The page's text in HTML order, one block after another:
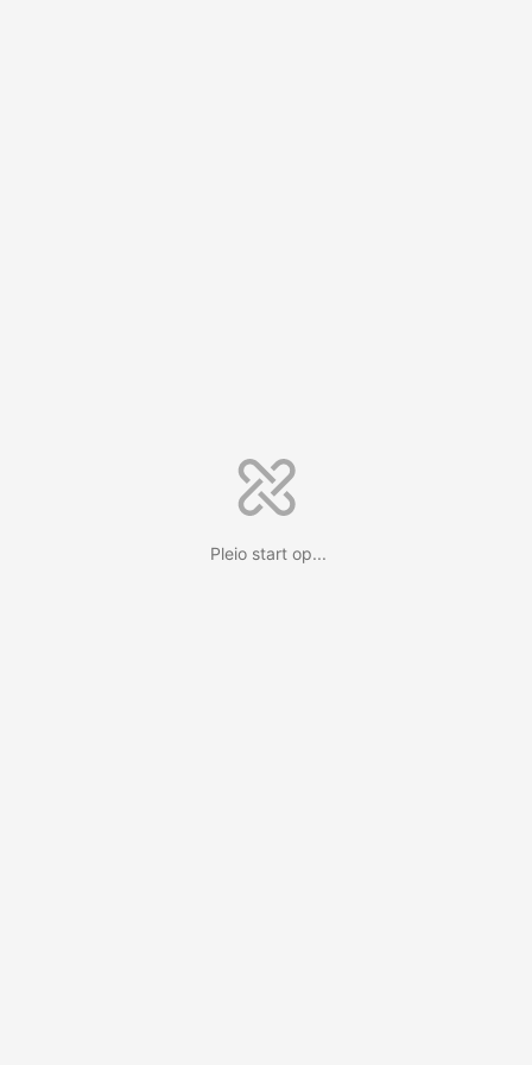
Pleio start op...